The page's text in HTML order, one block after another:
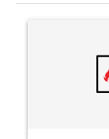
A trending